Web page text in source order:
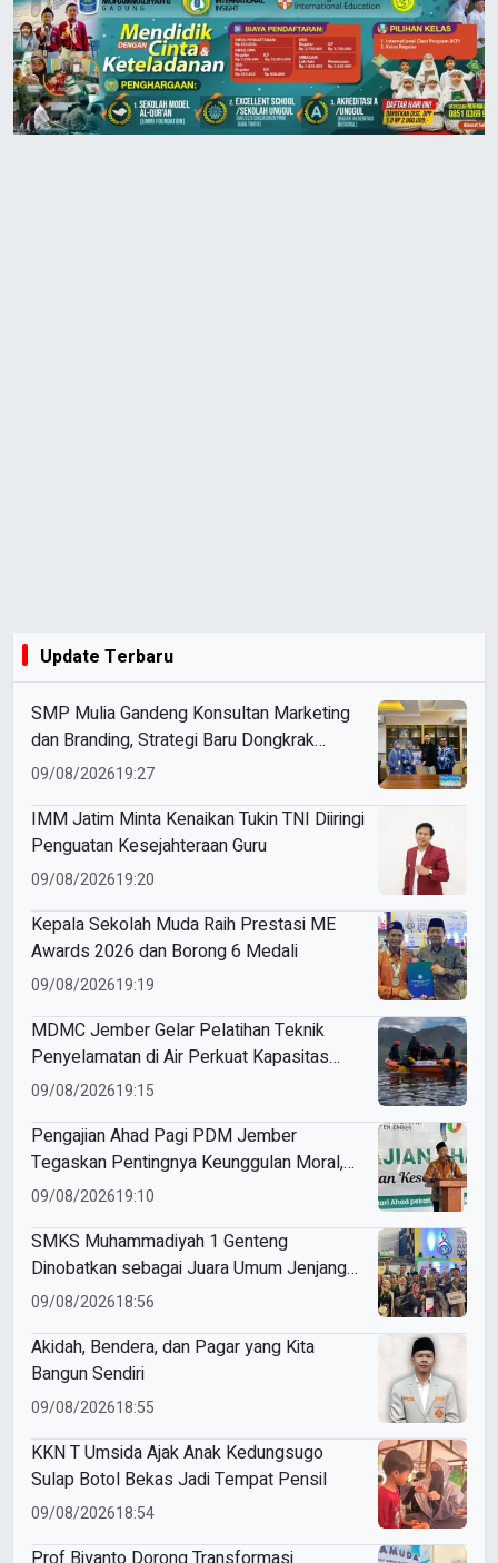
Update Terbaru
SMP Mulia Gandeng Konsultan Marketing
dan Branding, Strategi Baru Dongkrak
Perolehan Siswa
09/08/202619:27
IMM Jatim Minta Kenaikan Tukin TNI Diiringi
Penguatan Kesejahteraan Guru
09/08/202619:20
Kepala Sekolah Muda Raih Prestasi ME
Awards 2026 dan Borong 6 Medali
09/08/202619:19
MDMC Jember Gelar Pelatihan Teknik
Penyelamatan di Air Perkuat Kapasitas
Relawan Muhammadiyah
09/08/202619:15
Pengajian Ahad Pagi PDM Jember
Tegaskan Pentingnya Keunggulan Moral,
Akidah, dan Kemandirian Ekonomi
09/08/202619:10
SMKS Muhammadiyah 1 Genteng
Dinobatkan sebagai Juara Umum Jenjang
SMK di Ajang ME Awards 2026
09/08/202618:56
Akidah, Bendera, dan Pagar yang Kita
Bangun Sendiri
09/08/202618:55
KKN T Umsida Ajak Anak Kedungsugo
Sulap Botol Bekas Jadi Tempat Pensil
09/08/202618:54